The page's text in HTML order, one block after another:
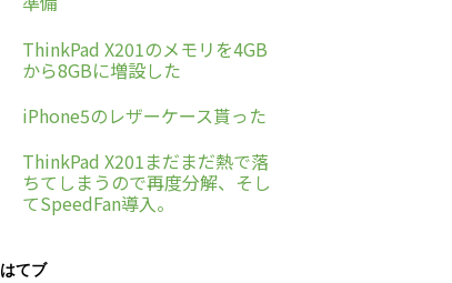
ThinkPad X201のメモリを4GB
から8GBに増設した
iPhone5のレザーケース貰った
ThinkPad X201まだまだ熱で落
ちてしまうので再度分解、そし
てSpeedFan導入。
はてブ